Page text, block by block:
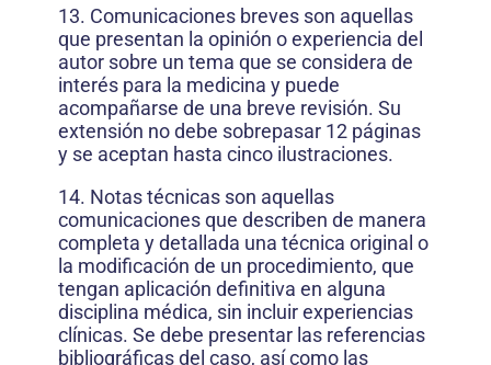
13. Comunicaciones breves son aquellas
que presentan la opinión o experiencia del
autor sobre un tema que se considera de
interés para la medicina y puede
acompañarse de una breve revisión. Su
extensión no debe sobrepasar 12 páginas
y se aceptan hasta cinco ilustraciones.
14. Notas técnicas son aquellas
comunicaciones que describen de manera
completa y detallada una técnica original o
la modificación de un procedimiento, que
tengan aplicación definitiva en alguna
disciplina médica, sin incluir experiencias
clínicas. Se debe presentar las referencias
bibliográficas del caso, así como las